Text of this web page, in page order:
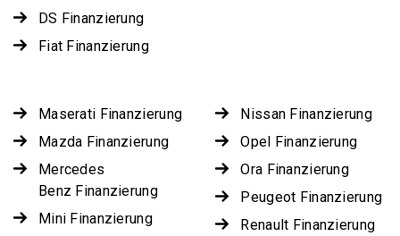
DS Finanzierung
Fiat Finanzierung
Maserati Finanzierung
Mazda Finanzierung
Mercedes
Benz Finanzierung
Mini Finanzierung
Nissan Finanzierung
Opel Finanzierung
Ora Finanzierung
Peugeot Finanzierung
Renault Finanzierung